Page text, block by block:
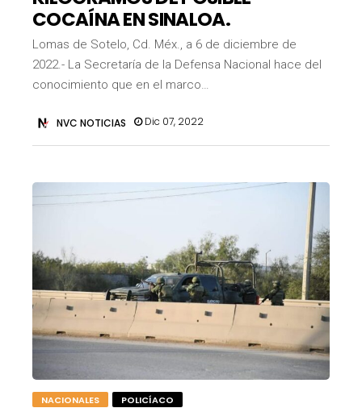
COCAÍNA EN SINALOA.
Lomas de Sotelo, Cd. Méx., a 6 de diciembre de
2022.- La Secretaría de la Defensa Nacional hace del
conocimiento que en el marco…
NVC NOTICIAS Dic 07, 2022
NACIONALES POLICÍACO